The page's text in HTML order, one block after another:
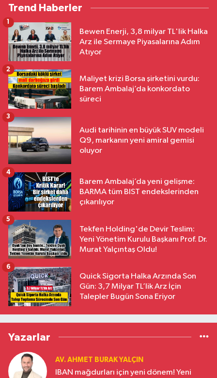
Trend Haberler
Bewen Enerji, 3,8 milyar TL'lik Halka
Arz ile Sermaye Piyasalarına Adım
Atıyor
1
Maliyet krizi Borsa şirketini vurdu:
Barem Ambalaj’da konkordato
süreci
2
Audi tarihinin en büyük SUV modeli
Q9, markanın yeni amiral gemisi
oluyor
3
Barem Ambalaj’da yeni gelişme:
BARMA tüm BIST endekslerinden
çıkarılıyor
4
Tekfen Holding'de Devir Teslim:
Yeni Yönetim Kurulu Başkanı Prof. Dr.
Murat Yalçıntaş Oldu!
5
Quick Sigorta Halka Arzında Son
Gün: 3,7 Milyar TL’lik Arz İçin
Talepler Bugün Sona Eriyor
6
Yazarlar
AV. AHMET BURAK YALÇIN
IBAN mağdurları için yeni dönem! Yeni